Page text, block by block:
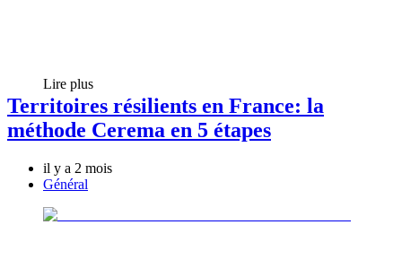
Lire plus
Territoires résilients en France: la
méthode Cerema en 5 étapes
il y a 2 mois
Général